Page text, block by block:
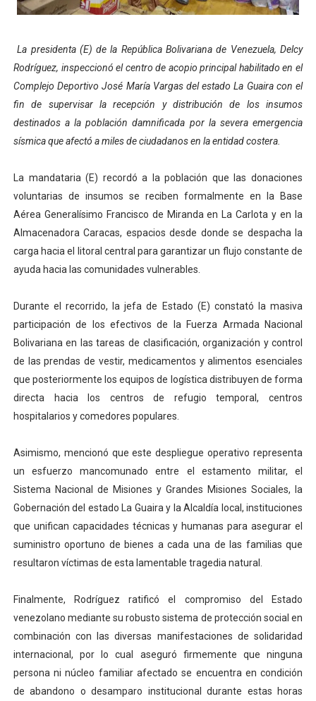
Entregan planta eléctrica para fortalecer la atención
Expertos inspeccionan espacios del OAN para la
Dictan MasterClass en el marco del Encuentro LAGO
Campo Elías avanza con plan de asfaltado
Encuentro estadal fortalece la coordinación de
Gobernador Arnaldo Sánchez apadrina a más de 993
Plan Quirúrgico Regional llega a Pueblo Llano con la
La presidenta (E) de la República Bolivariana de Venezuela, Delcy
Rodríguez, inspeccionó el centro de acopio principal habilitado en el
Complejo Deportivo José María Vargas del estado La Guaira con el
fin de supervisar la recepción y distribución de los insumos
destinados a la población damnificada por la severa emergencia
sísmica que afectó a miles de ciudadanos en la entidad costera.
La mandataria (E) recordó a la población que las donaciones
voluntarias de insumos se reciben formalmente en la Base
Aérea Generalísimo Francisco de Miranda en La Carlota y en la
Almacenadora Caracas, espacios desde donde se despacha la
carga hacia el litoral central para garantizar un flujo constante de
ayuda hacia las comunidades vulnerables.
Durante el recorrido, la jefa de Estado (E) constató la masiva
participación de los efectivos de la Fuerza Armada Nacional
Bolivariana en las tareas de clasificación, organización y control
de las prendas de vestir, medicamentos y alimentos esenciales
que posteriormente los equipos de logística distribuyen de forma
directa hacia los centros de refugio temporal, centros
hospitalarios y comedores populares.
Asimismo, mencionó que este despliegue operativo representa
un esfuerzo mancomunado entre el estamento militar, el
Sistema Nacional de Misiones y Grandes Misiones Sociales, la
Gobernación del estado La Guaira y la Alcaldía local, instituciones
que unifican capacidades técnicas y humanas para asegurar el
suministro oportuno de bienes a cada una de las familias que
resultaron víctimas de esta lamentable tragedia natural.
Finalmente, Rodríguez ratificó el compromiso del Estado
venezolano mediante su robusto sistema de protección social en
combinación con las diversas manifestaciones de solidaridad
internacional, por lo cual aseguró firmemente que ninguna
persona ni núcleo familiar afectado se encuentra en condición
de abandono o desamparo institucional durante estas horas